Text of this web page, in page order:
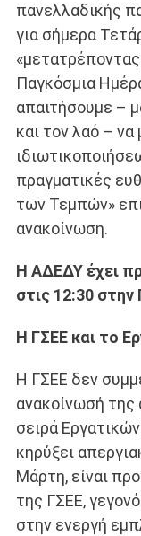
πανελλαδικής
για σήμερα
Παγκόσμια
απαιτήσουμε –
και τον λαό –
πραγματικές
των Τεμπών»
ανακοίνωση.
Η ΑΔΕΔΥ έχει
στις 12:30
Η ΓΣΕΕ και το
Η ΓΣΕΕ δεν
ανακοίνωσή της
σειρά
κηρύξει
Μάρτη, είναι
της ΓΣΕΕ,
στην ενεργή